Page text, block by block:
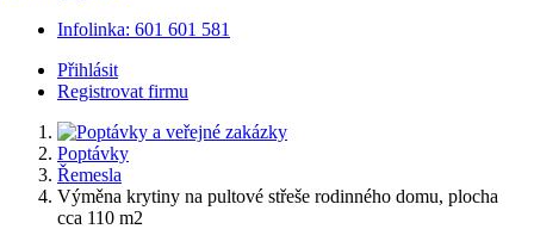
Infolinka: 601 601 581
Přihlásit
Registrovat firmu
Poptávky
Řemesla
Výměna krytiny na pultové střeše rodinného domu, plocha
cca 110 m2